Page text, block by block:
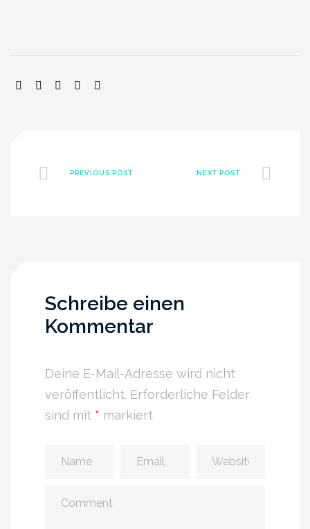
SHARE:
PREVIOUS POST NEXT POST
Schreibe einen
Kommentar
Deine E-Mail-Adresse wird nicht
veröffentlicht. Erforderliche Felder
sind mit * markiert